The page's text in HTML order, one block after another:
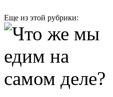
Еще из этой рубрики: